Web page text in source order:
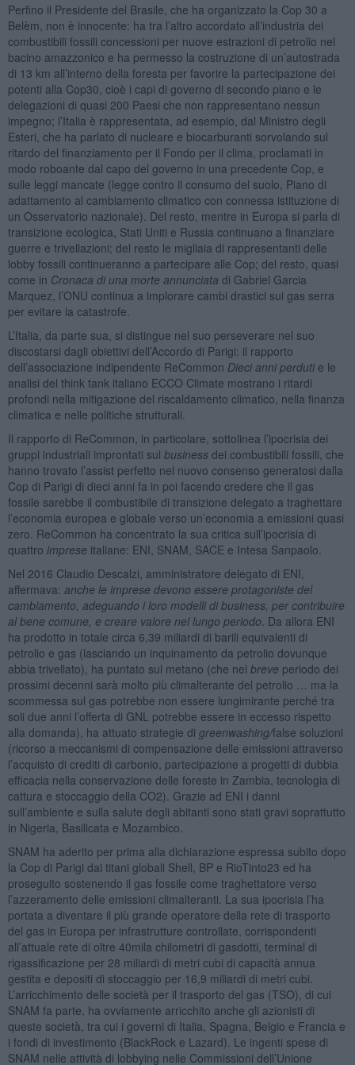
Perfino il Presidente del Brasile, che ha organizzato la Cop 30 a
Belèm, non è innocente: ha tra l’altro accordato all’industria dei
combustibili fossili concessioni per nuove estrazioni di petrolio nel
bacino amazzonico e ha permesso la costruzione di un’autostrada
di 13 km all’interno della foresta per favorire la partecipazione dei
potenti alla Cop30, cioè i capi di governo di secondo piano e le
delegazioni di quasi 200 Paesi che non rappresentano nessun
impegno; l’Italia è rappresentata, ad esempio, dal Ministro degli
Esteri, che ha parlato di nucleare e biocarburanti sorvolando sul
ritardo del finanziamento per il Fondo per il clima, proclamati in
modo roboante dal capo del governo in una precedente Cop, e
sulle leggi mancate (legge contro il consumo del suolo, Piano di
adattamento al cambiamento climatico con connessa istituzione di
un Osservatorio nazionale). Del resto, mentre in Europa si parla di
transizione ecologica, Stati Uniti e Russia continuano a finanziare
guerre e trivellazioni; del resto le migliaia di rappresentanti delle
lobby fossili continueranno a partecipare alle Cop; del resto, quasi
come in Cronaca di una morte annunciata di Gabriel Garcia
Marquez, l’ONU continua a implorare cambi drastici sui gas serra
per evitare la catastrofe.
L’Italia, da parte sua, si distingue nel suo perseverare nel suo
discostarsi dagli obiettivi dell’Accordo di Parigi: il rapporto
dell’associazione indipendente ReCommon Dieci anni perdutie le
analisi del think tank italiano ECCO Climate mostrano i ritardi
profondi nella mitigazione del riscaldamento climatico, nella finanza
climatica e nelle politiche strutturali.
Il rapporto di ReCommon, in particolare, sottolinea l’ipocrisia dei
gruppi industriali improntati sul business dei combustibili fossili, che
hanno trovato l’assist perfetto nel nuovo consenso generatosi dalla
Cop di Parigi di dieci anni fa in poi facendo credere che il gas
fossile sarebbe il combustibile di transizione delegato a traghettare
l’economia europea e globale verso un’economia a emissioni quasi
zero. ReCommon ha concentrato la sua critica sull’ipocrisia di
quattro imprese italiane: ENI, SNAM, SACE e Intesa Sanpaolo.
Nel 2016 Claudio Descalzi, amministratore delegato di ENI,
affermava: anche le imprese devono essere protagoniste del
cambiamento, adeguando i loro modelli di business, per contribuire
al bene comune, e creare valore nel lungo periodo . Da allora ENI
ha prodotto in totale circa 6,39 miliardi di barili equivalenti di
petrolio e gas (lasciando un inquinamento da petrolio dovunque
abbia trivellato), ha puntato sul metano (che nel breve periodo dei
prossimi decenni sarà molto più climalterante del petrolio … ma la
scommessa sul gas potrebbe non essere lungimirante perché tra
soli due anni l’offerta di GNL potrebbe essere in eccesso rispetto
alla domanda), ha attuato strategie di greenwashing/false soluzioni
(ricorso a meccanismi di compensazione delle emissioni attraverso
l’acquisto di crediti di carbonio, partecipazione a progetti di dubbia
efficacia nella conservazione delle foreste in Zambia, tecnologia di
cattura e stoccaggio della CO2). Grazie ad ENI i danni
sull’ambiente e sulla salute degli abitanti sono stati gravi soprattutto
in Nigeria, Basilicata e Mozambico.
SNAM ha aderito per prima alla dichiarazione espressa subito dopo
la Cop di Parigi dai titani globali Shell, BP e RioTinto23 ed ha
proseguito sostenendo il gas fossile come traghettatore verso
l’azzeramento delle emissioni climalteranti. La sua ipocrisia l’ha
portata a diventare il più grande operatore della rete di trasporto
del gas in Europa per infrastrutture controllate, corrispondenti
all’attuale rete di oltre 40mila chilometri di gasdotti, terminal di
rigassificazione per 28 miliardi di metri cubi di capacità annua
gestita e depositi di stoccaggio per 16,9 miliardi di metri cubi.
L’arricchimento delle società per il trasporto del gas (TSO), di cui
SNAM fa parte, ha ovviamente arricchito anche gli azionisti di
queste società, tra cui i governi di Italia, Spagna, Belgio e Francia e
i fondi di investimento (BlackRock e Lazard). Le ingenti spese di
SNAM nelle attività di lobbying nelle Commissioni dell’Unione